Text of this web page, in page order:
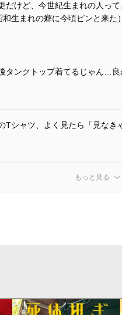
だけど、今世紀生まれの人っ
生まれの癖に今頃ピンと来た）
タンクトップ着てるじゃん…良
Tシャツ、よく見たら「見なき
もっと見る